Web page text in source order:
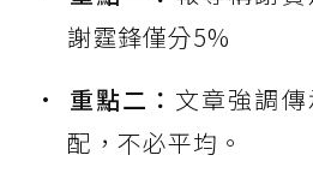
謝霆鋒僅分5%
重點二： 文章強調
配，不必平均。